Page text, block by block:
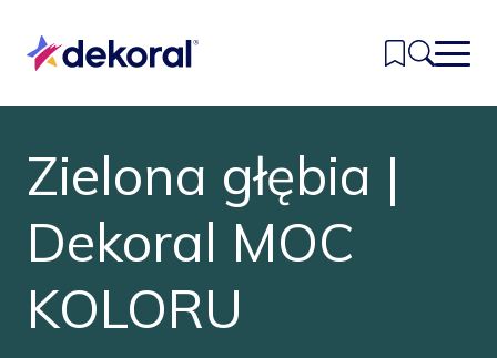
głównej
treści
Inspiracje
Kolory
Produkty
Znajdź sklep
Zielona głębia |
Dekoral MOC
KOLORU